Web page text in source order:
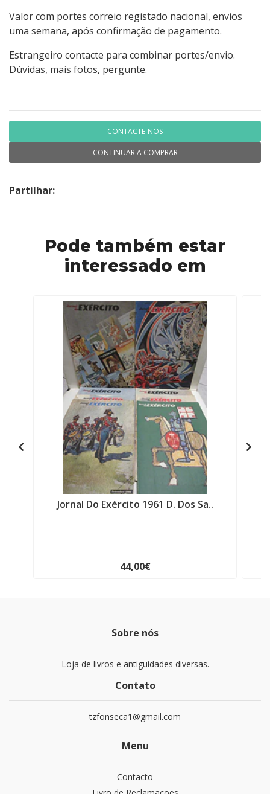
Valor com portes correio registado nacional, envios
uma semana, após confirmação de pagamento.
Estrangeiro contacte para combinar portes/envio.
Dúvidas, mais fotos, pergunte.
CONTACTE-NOS
CONTINUAR A COMPRAR
Partilhar:
Pode também estar
interessado em
Jornal Do Exército 1961 D. Dos Sa..
44,00€
Sobre nós
Loja de livros e antiguidades diversas.
Contato
tzfonseca1@gmail.com
Menu
Contacto